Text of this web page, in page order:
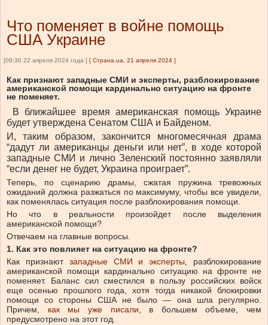
Что поменяет в войне помощь
США Украине
[09:30 22 апреля 2024 года ] [ Страна.ua, 21 апреля 2024 ]
Как признают западные СМИ и эксперты, разблокирование
американской помощи кардинально ситуацию на фронте
не поменяет.
В ближайшее время американская помощь Украине
будет утверждена Сенатом США и Байденом.
И, таким образом, закончится многомесячная драма
“дадут ли американцы деньги или нет”, в ходе которой
западные СМИ и лично Зеленский постоянно заявляли
“если денег не будет, Украина проиграет”.
Теперь, по сценарию драмы, сжатая пружина тревожных
ожиданий должна разжаться по максимуму, чтобы все увидели,
как поменялась ситуация после разблокирования помощи.
Но что в реальности произойдет после выделения
американской помощи?
Отвечаем на главные вопросы.
1. Как это повлияет на ситуацию на фронте?
Как признают западные СМИ и эксперты, разблокирование
американской помощи кардинально ситуацию на фронте не
поменяет. Баланс сил сместился в пользу российских войск
еще осенью прошлого года, хотя тогда никакой блокировки
помощи со стороны США не было — она шла регулярно.
Причем, как мы уже писали, в большем объеме, чем
предусмотрено на этот год.